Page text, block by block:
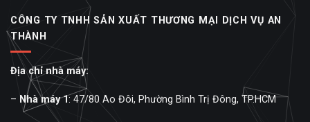
CÔNG TY TNHH SẢN XUẤT THƯƠNG MẠI DỊCH VỤ AN
THÀNH
Địa chỉ nhà máy:
– Nhà máy 1: 47/80 Ao Đôi, Phường Bình Trị Đông, TP.HCM